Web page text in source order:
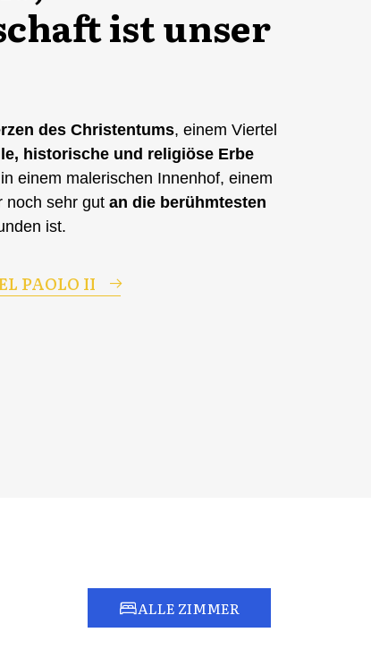
ist unser
des Christentums, einem Viertel
historische und religiöse Erbe
einem malerischen Innenhof, einem
noch sehr gut an die berühmtesten
ist.
PAOLO II
ALLE ZIMMER